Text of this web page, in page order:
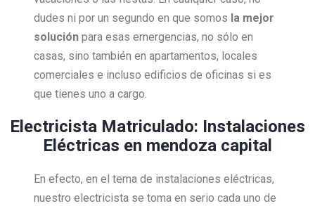
dudes ni por un segundo en que somos la mejor
solución para esas emergencias, no sólo en
casas, sino también en apartamentos, locales
comerciales e incluso edificios de oficinas si es
que tienes uno a cargo.
Electricista Matriculado: Instalaciones
Eléctricas en mendoza capital
En efecto, en el tema de instalaciones eléctricas,
nuestro electricista se toma en serio cada uno de